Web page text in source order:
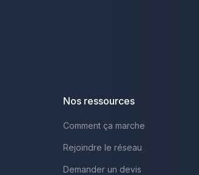
Nos ressources
Comment ça marche
Rejoindre le réseau
Demander un devis